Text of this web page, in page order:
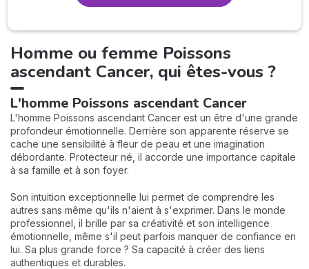
Homme ou femme Poissons
ascendant Cancer, qui êtes-vous ?
L'homme Poissons ascendant Cancer
L'homme Poissons ascendant Cancer est un être d'une grande
profondeur émotionnelle. Derrière son apparente réserve se
cache une sensibilité à fleur de peau et une imagination
débordante. Protecteur né, il accorde une importance capitale
à sa famille et à son foyer.
Son intuition exceptionnelle lui permet de comprendre les
autres sans même qu'ils n'aient à s'exprimer. Dans le monde
professionnel, il brille par sa créativité et son intelligence
émotionnelle, même s'il peut parfois manquer de confiance en
lui. Sa plus grande force ? Sa capacité à créer des liens
authentiques et durables.